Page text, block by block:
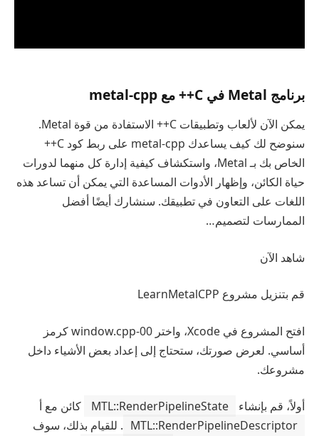
برنامج Metal في C++ مع metal-cpp
يمكن الآن لألعاب وتطبيقات C++ الاستفادة من قوة Metal.
سنوضح لك كيف يساعدك metal-cpp على ربط كود C++
الخاص بك بـ Metal، واستكشاف كيفية إدارة كل منهما لدورات
حياة الكائن، وإظهار الأدوات المساعدة التي يمكن أن تساعد هذه
اللغات على التعاون في تطبيقك. سنشارك أيضًا أفضل
الممارسات لتصميم…
شاهد الآن
قم بتنزيل مشروع LearnMetalCPP
افتح المشروع في Xcode، واختر 00-window.cpp كرمز
أساسي. لعرض صورتك، ستحتاج إلى إعداد بعض الأشياء داخل
مشروعك.
أولاً، قم بإنشاء MTL::RenderPipelineState
كائن مع أ
MTL::RenderPipelineDescriptor . للقيام بذلك، سوف